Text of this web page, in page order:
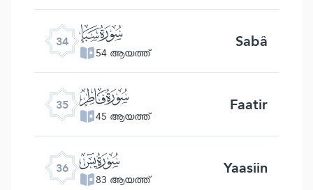
34 ﮮ
54 ആയത്ത് Sabâ
35 ﮯ
45 ആയത്ത് Faatir
36 ﮰ
83 ആയത്ത് Yaasiin